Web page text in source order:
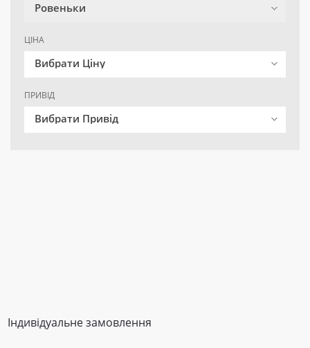
Ровеньки
ЦІНА
Вибрати Ціну
ПРИВІД
Вибрати Привід
Індивідуальне замовлення